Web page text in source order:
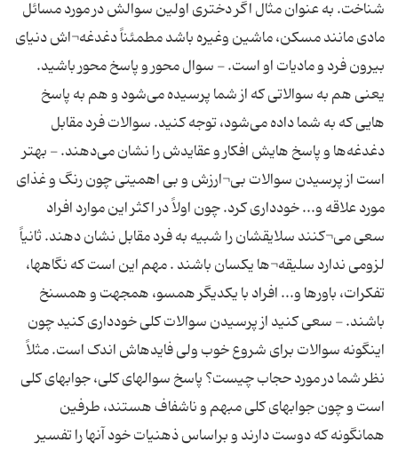
شناخت. به عنوان مثال اگر دختری اولین سوالش در مورد مسائل
مادی مانند مسکن، ماشین وغیره باشد مطمئناً دغدغه¬اش دنیای
بیرون فرد و مادیات او است. - سوال محور و پاسخ محور باشید.
یعنی هم به سوالاتی که از شما پرسیده می‌شود و هم به پاسخ
هایی که به شما داده می‌شود، توجه کنید. سوالات فرد مقابل
دغدغه‌ها و پاسخ هایش افکار و عقایدش را نشان می‌دهند. - بهتر
است از پرسیدن سوالات بی¬ارزش و بی اهمیتی چون رنگ و غذای
مورد علاقه و... خودداری کرد. چون اولاً در اکثر این موارد افراد
سعی می¬کنند سلایقشان را شبیه به فرد مقابل نشان دهند. ثانیاً
لزومی ندارد سلیقه¬ها یکسان باشند . مهم این است که نگاهها،
تفکرات، باورها و... افراد با یکدیگر همسو، همجهت و همسنخ
باشند. - سعی کنید از پرسیدن سوالات کلی خودداری کنید چون
اینگونه سوالات برای شروع خوب ولی فایدهاش اندک است. مثلاً
نظر شما در مورد حجاب چیست؟ پاسخ سوالهای کلی، جوابهای کلی
است و چون جوابهای کلی مبهم و ناشفاف هستند، طرفین
همانگونه که دوست دارند و براساس ذهنیات خود آنها را تفسیر